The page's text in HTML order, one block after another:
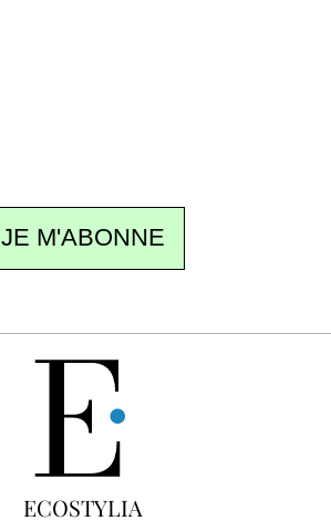
JE M'ABONNE
ECOSTYLIA